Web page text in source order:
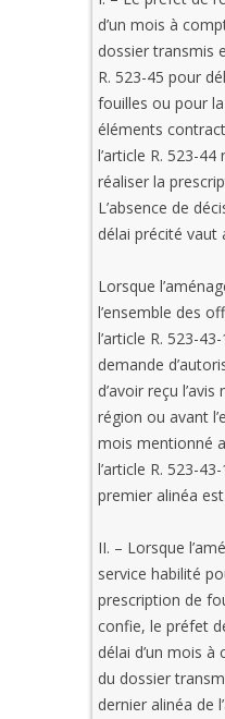
d’un mois à
dossier transmis
R. 523-45 pour
fouilles ou pour
éléments
l’article R. 523-
réaliser la
L’absence de
délai précité vaut
Lorsque
l’ensemble des
l’article R. 523-
demande
d’avoir reçu
région ou avant
mois mentionné
l’article R. 523-
premier alinéa
II. – Lorsque
service habilité
prescription de
confie, le préfet
délai d’un mois
du dossier
dernier alinéa de